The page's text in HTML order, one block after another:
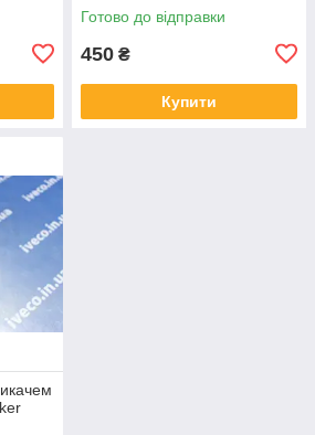
Готово до відправки
450 ₴
Купити